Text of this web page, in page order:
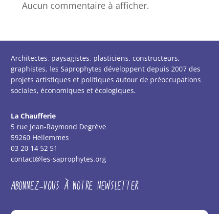
Aucun commentaire à afficher.
Architectes, paysagistes, plasticiens, constructeurs,
graphistes, les Saprophytes développent depuis 2007 des
projets artistiques et politiques autour de préoccupations
sociales, économiques et écologiques.
La Chaufferie
5 rue Jean-Raymond Degrève
59260 Hellemmes
03 20 14 52 51
contact@les-saprophytes.org
ABONNEZ-VOUS À NOTRE NEWSLETTER